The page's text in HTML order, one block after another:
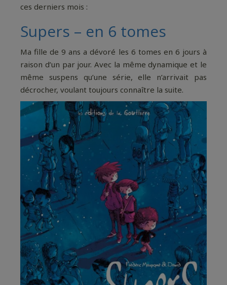
ces derniers mois :
Supers – en 6 tomes
Ma fille de 9 ans a dévoré les 6 tomes en 6 jours à
raison d’un par jour. Avec la même dynamique et le
même suspens qu’une série, elle n’arrivait pas
décrocher, voulant toujours connaître la suite.